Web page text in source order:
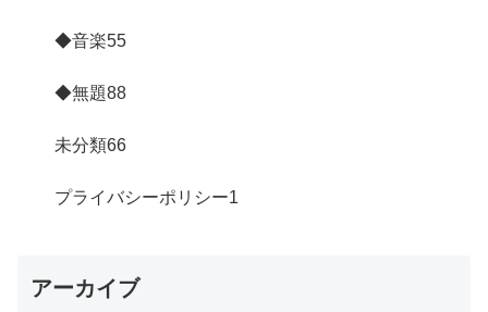
◆音楽55
◆無題88
未分類66
プライバシーポリシー1
アーカイブ